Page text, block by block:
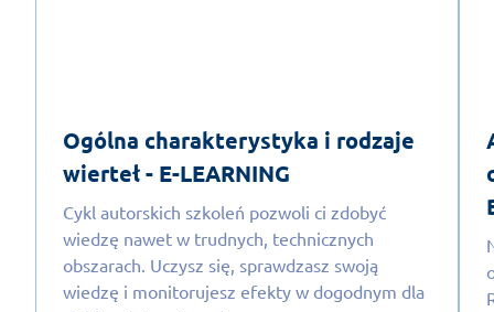
Ogólna charakterystyka i rodzaje
wierteł - E-LEARNING
Cykl autorskich szkoleń pozwoli ci zdobyć
wiedzę nawet w trudnych, technicznych
obszarach. Uczysz się, sprawdzasz swoją
wiedzę i monitorujesz efekty w dogodnym dla